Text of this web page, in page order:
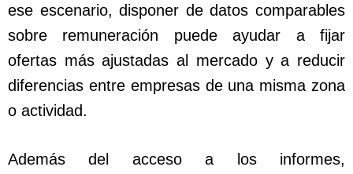
ese escenario, disponer de datos comparables
sobre remuneración puede ayudar a fijar
ofertas más ajustadas al mercado y a reducir
diferencias entre empresas de una misma zona
o actividad.
Además del acceso a los informes,